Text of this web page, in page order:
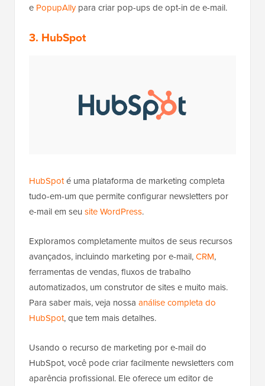
e PopupAllypara criar pop-ups de opt-in de e-mail.
3. HubSpot
HubSpoté uma plataforma de marketing completa
tudo-em-um que permite configurar newsletters por
e-mail em seu site WordPress.
Exploramos completamente muitos de seus recursos
avançados, incluindo marketing por e-mail,CRM,
ferramentas de vendas, fluxos de trabalho
automatizados, um construtor de sites e muito mais.
Para saber mais, veja nossa análise completa do
HubSpot, que tem mais detalhes.
Usando o recurso de marketing por e-mail do
HubSpot, você pode criar facilmente newsletters com
aparência profissional. Ele oferece um editor de